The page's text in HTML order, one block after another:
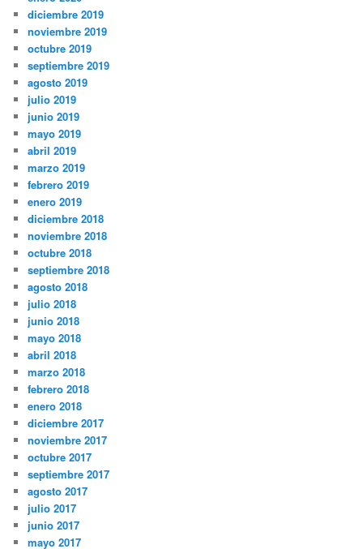
diciembre 2019
noviembre 2019
octubre 2019
septiembre 2019
agosto 2019
julio 2019
junio 2019
mayo 2019
abril 2019
marzo 2019
febrero 2019
enero 2019
diciembre 2018
noviembre 2018
octubre 2018
septiembre 2018
agosto 2018
julio 2018
junio 2018
mayo 2018
abril 2018
marzo 2018
febrero 2018
enero 2018
diciembre 2017
noviembre 2017
octubre 2017
septiembre 2017
agosto 2017
julio 2017
junio 2017
mayo 2017